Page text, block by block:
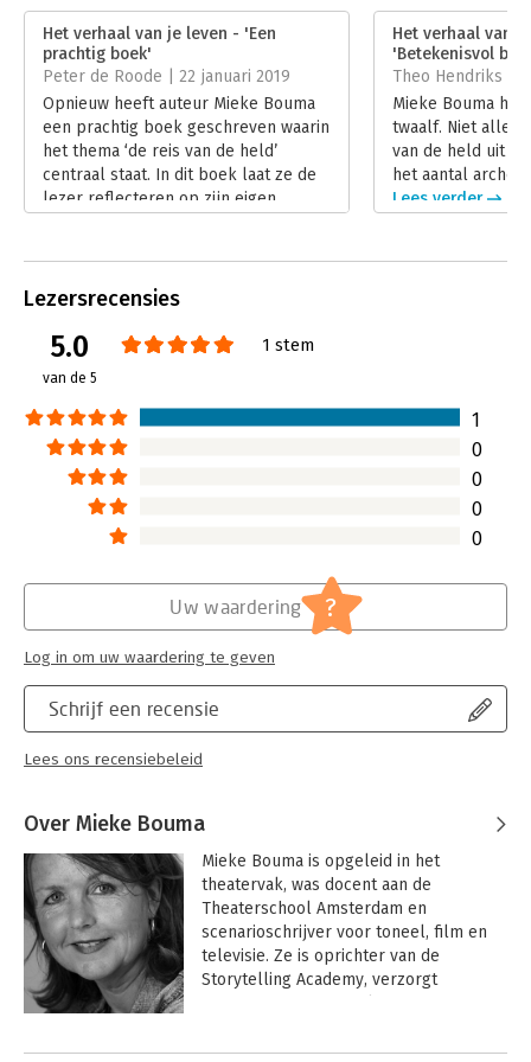
Verschijningsdatum:
Hoofdrubriek: Mens en maatschappij
Het verhaal van je leven - 'Een
prachtig boek'
Peter de Roode | 22 januari 2019
Opnieuw heeft auteur Mieke Bouma
een prachtig boek geschreven waarin
het thema ‘de reis van de held’
centraal staat. In dit boek laat ze de
lezer reflecteren op zijn eigen
Het verhaal van
'Betekenisvol
Theo Hendriks |
Mieke Bouma
twaalf. Niet
van de held uit
het aantal
Lees verder
Lezersrecensies
5.0
van de 5
1 stem
1
0
0
0
0
Schrijf een recensie
Lees ons recensiebeleid
Uw waardering ?
Log in om uw waardering te geven
Over Mieke Bouma
Mieke Bouma is opgeleid in het
theatervak, was docent aan de
Theaterschool Amsterdam en
scenarioschrijver voor toneel, film en
televisie. Ze is oprichter van de
Storytelling Academy, verzorgt
organisatie bij het vinden, vertellen en
Andere boeken door Mieke Bouma